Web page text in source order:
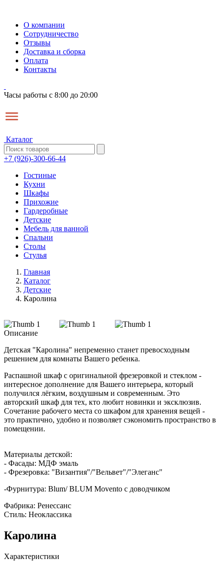
О компании
Сотрудничество
Отзывы
Доставка и сборка
Оплата
Контакты
Часы работы с 8:00 до 20:00
Каталог
+7 (926)-300-66-44
Гостиные
Кухни
Шкафы
Прихожие
Гардеробные
Детские
Мебель для ванной
Спальни
Столы
Стулья
Главная
Каталог
Детские
Каролина
Описание
Детская "Каролина" непременно станет превосходным
решением для комнаты Вашего ребенка.
Распашной шкаф с оригинальной фрезеровкой и стеклом -
интересное дополнение для Вашего интерьера, который
получился лёгким, воздушным и современным. Это
авторский шкаф для тех, кто любит новинки и эксклюзив.
Сочетание рабочего места со шкафом для хранения вещей -
это практично, удобно и позволяет сэкономить пространство в
помещении.
Материалы детской:
- Фасады: МДФ эмаль
- Фрезеровка: "Византия"/"Вельвет"/"Элеганс"
-Фурнитура: Blum/ BLUM Movento с доводчиком
Фабрика: Ренессанс
Стиль: Неоклассика
Каролина
Характеристики